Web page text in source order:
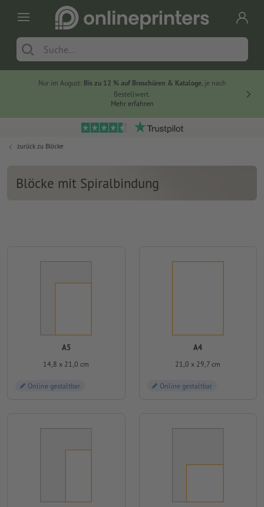
Nur im August: Bis zu 12 % auf Broschüren & Kataloge, je nach
Bestellwert.
Mehr erfahren
zurück zu Blöcke
Blöcke mit Spiralbindung
A5
14,8 x 21,0 cm
Online gestaltbar
A4
21,0 x 29,7 cm
Online gestaltbar